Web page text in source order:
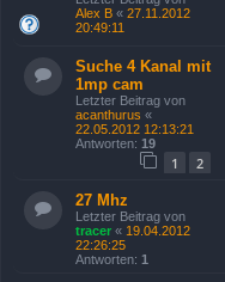
Alex B « 27.11.2012
20:49:11
Suche 4 Kanal mit
1mp cam
Letzter Beitrag von
acanthurus «
22.05.2012 12:13:21
Antworten: 19
1 2
27 Mhz
Letzter Beitrag von
tracer « 19.04.2012
22:26:25
Antworten: 1